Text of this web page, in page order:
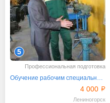
5
Профессиональная подготовка
Обучение рабочим специальностям
4 000
Лениногорск